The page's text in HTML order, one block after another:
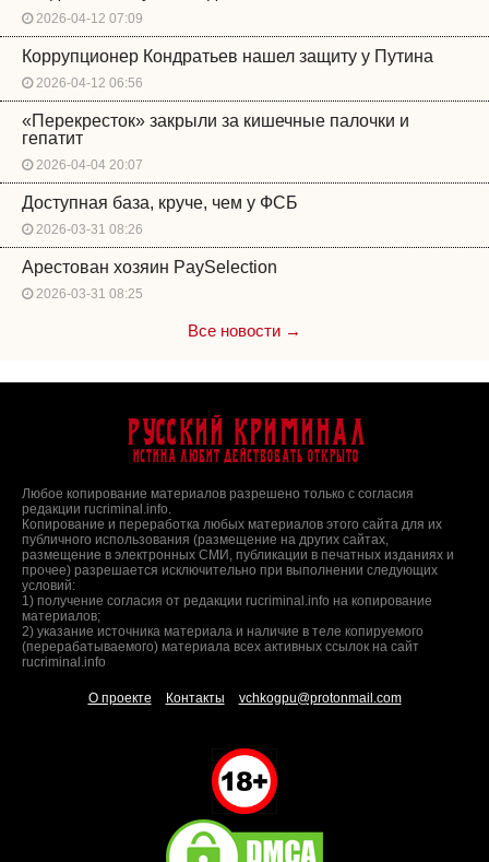
2026-04-12 07:09
Коррупционер Кондратьев нашел защиту у Путина
2026-04-12 06:56
«Перекресток» закрыли за кишечные палочки и
гепатит
2026-04-04 20:07
Доступная база, круче, чем у ФСБ
2026-03-31 08:26
Арестован хозяин PaySelection
2026-03-31 08:25
Все новости →
Русский Криминал
Истина любит действовать открыто
Любое копирование материалов разрешено только с согласия
редакции rucriminal.info.
Копирование и переработка любых материалов этого сайта для их
публичного использования (размещение на других сайтах,
размещение в электронных СМИ, публикации в печатных изданиях и
прочее) разрешается исключительно при выполнении следующих
условий:
1) получение согласия от редакции rucriminal.info на копирование
материалов;
2) указание источника материала и наличие в теле копируемого
(перерабатываемого) материала всех активных ссылок на сайт
rucriminal.info
О проекте Контакты vchkogpu@protonmail.com